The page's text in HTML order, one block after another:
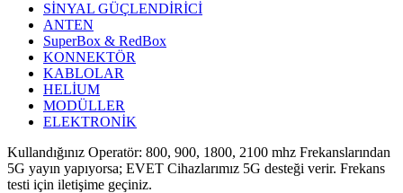
SİNYAL GÜÇLENDİRİCİ
ANTEN
SuperBox & RedBox
KONNEKTÖR
KABLOLAR
HELİUM
MODÜLLER
ELEKTRONİK
Kullandığınız Operatör: 800, 900, 1800, 2100 mhz Frekanslarından
5G yayın yapıyorsa; EVET Cihazlarımız 5G desteği verir. Frekans
testi için iletişime geçiniz.